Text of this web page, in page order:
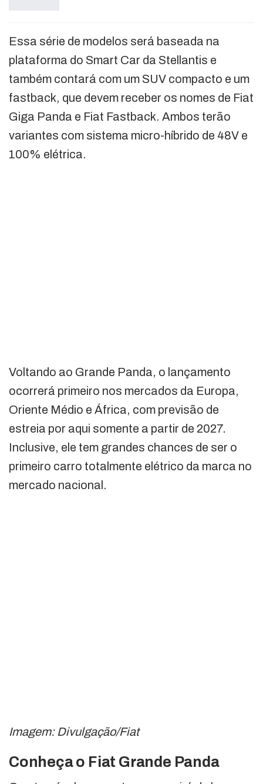
Essa série de modelos será baseada na
plataforma do Smart Car da Stellantis e
também contará com um SUV compacto e um
fastback, que devem receber os nomes de Fiat
Giga Panda e Fiat Fastback. Ambos terão
variantes com sistema micro-híbrido de 48V e
100% elétrica.
Voltando ao Grande Panda, o lançamento
ocorrerá primeiro nos mercados da Europa,
Oriente Médio e África, com previsão de
estreia por aqui somente a partir de 2027.
Inclusive, ele tem grandes chances de ser o
primeiro carro totalmente elétrico da marca no
mercado nacional.
Imagem: Divulgação/Fiat
Conheça o Fiat Grande Panda